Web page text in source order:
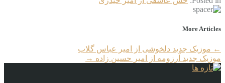
More Articles
← موزیک جدید دلخوشی از امیر عباس گلاب
موزیک جدید آرزومه از امیر حسین زاده →